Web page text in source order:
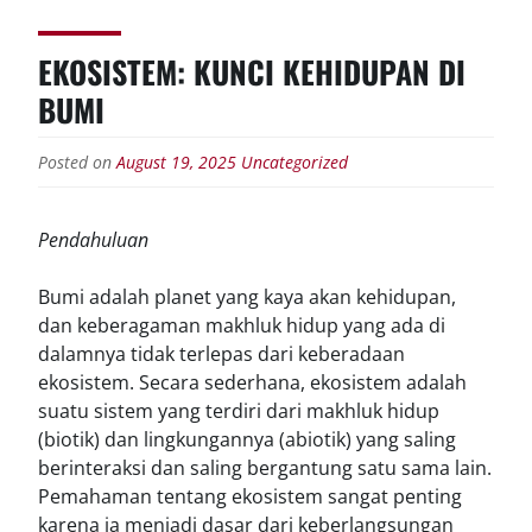
EKOSISTEM: KUNCI KEHIDUPAN DI
BUMI
Posted onAugust 19, 2025 Uncategorized
Pendahuluan
Bumi adalah planet yang kaya akan kehidupan,
dan keberagaman makhluk hidup yang ada di
dalamnya tidak terlepas dari keberadaan
ekosistem. Secara sederhana, ekosistem adalah
suatu sistem yang terdiri dari makhluk hidup
(biotik) dan lingkungannya (abiotik) yang saling
berinteraksi dan saling bergantung satu sama lain.
Pemahaman tentang ekosistem sangat penting
karena ia menjadi dasar dari keberlangsungan